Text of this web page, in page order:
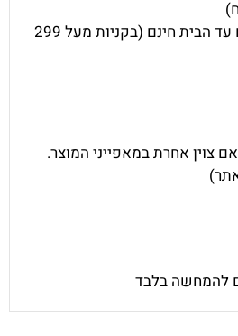
משלוח עם שליח עד הבית חינם (בקניות מעל 299
צוין אחרת במאפייני המוצר.
להמחשה בלבד